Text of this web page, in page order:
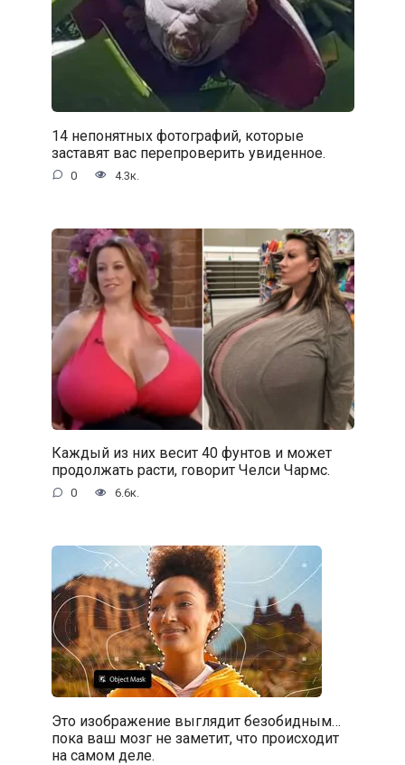
14 непонятных фотографий, которые
заставят вас перепроверить увиденное.
0 4.3к.
Каждый из них весит 40 фунтов и может
продолжать расти, говорит Челси Чармс.
0 6.6к.
Это изображение выглядит безобидным…
пока ваш мозг не заметит, что происходит
на самом деле.